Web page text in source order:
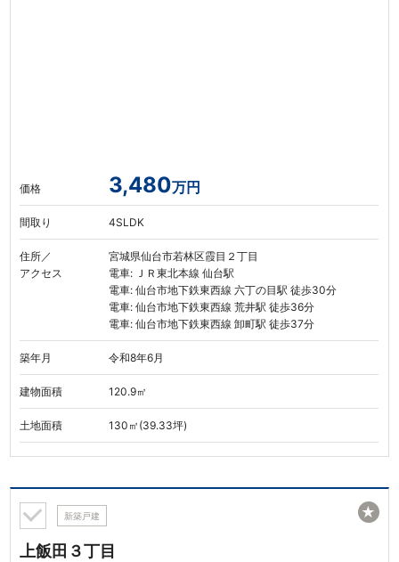
価格 3,480万円
間取り 4SLDK
住所／
アクセス
宮城県仙台市若林区霞目２丁目
電車: ＪＲ東北本線 仙台駅
電車: 仙台市地下鉄東西線 六丁の目駅 徒歩30分
電車: 仙台市地下鉄東西線 荒井駅 徒歩36分
電車: 仙台市地下鉄東西線 卸町駅 徒歩37分
築年月 令和8年6月
建物面積 120.9㎡
土地面積 130㎡(39.33坪)
新築戸建
上飯田３丁目
★